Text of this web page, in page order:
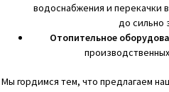
водоснабжения и перекачки
до сильно
Отопительное
Мы гордимся тем, что предлагаем